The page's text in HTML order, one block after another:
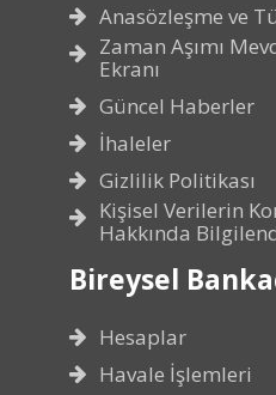
Anasözleşme ve
Zaman Aşımı
Ekranı
Güncel Haberler
İhaleler
Gizlilik Politikası
Kişisel Verilerin
Hakkında
Bireysel
Hesaplar
Havale İşlemleri